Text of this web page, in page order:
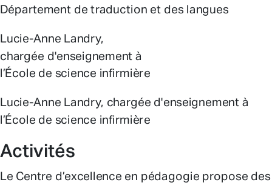
Département de traduction et des langues
Lucie-Anne Landry,
chargée d'enseignement à
l’École de science infirmière
Lucie-Anne Landry, chargée d'enseignement à
l’École de science infirmière
Activités
Le Centre d’excellence en pédagogie propose des